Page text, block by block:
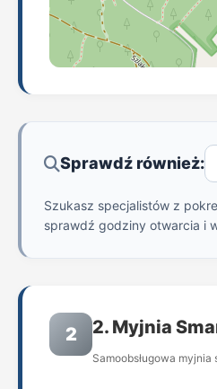
Sprawdź również:
Szukasz specjalistów z
sprawdź godziny otwarcia i
2 2. Myjnia
Samoobsługowa myjnia